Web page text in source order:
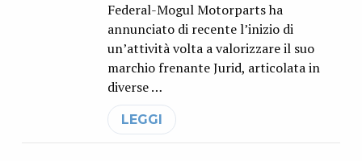
Federal-Mogul Motorparts ha
annunciato di recente l’inizio di
un’attività volta a valorizzare il suo
marchio frenante Jurid, articolata in
diverse …
LEGGI